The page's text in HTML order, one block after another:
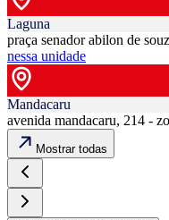
Laguna
praça senador abilon de
nessa unidade
Mandacaru
avenida mandacaru, 214 -
Mostrar todas